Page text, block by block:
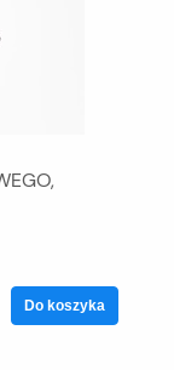
Do koszyka